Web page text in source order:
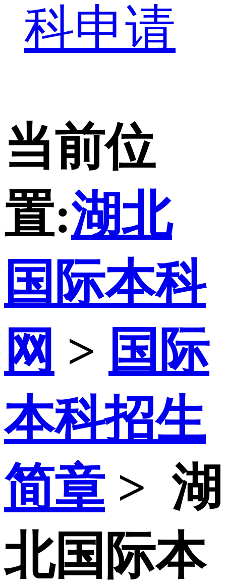
科申请
当前位
置:湖北
国际本科
网 > 国际
本科招生
简章 > 湖
北国际本